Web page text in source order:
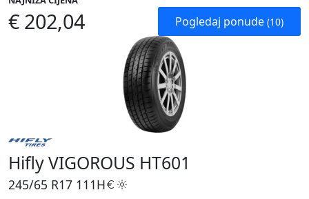
€ 202,04 Pogledaj ponude (10)
Hifly VIGOROUS HT601
245/65 R17 111H